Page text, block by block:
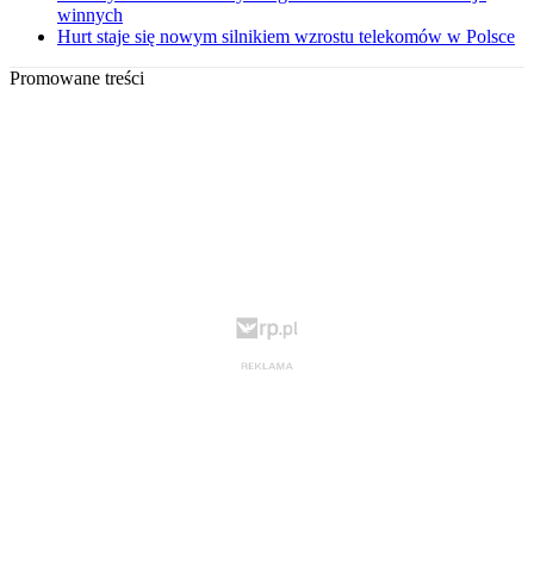
winnych
Hurt staje się nowym silnikiem wzrostu telekomów w Polsce
Promowane treści